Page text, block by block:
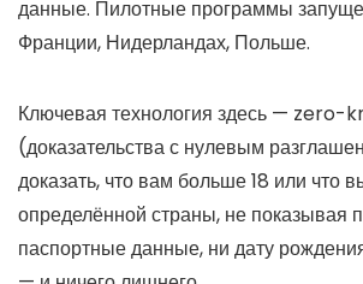
данные. Пилотные программы
Франции, Нидерландах, Польше.
Ключевая технология здесь —
(доказательства с нулевым
доказать, что вам больше 18 или что
определённой страны, не показывая
паспортные данные, ни дату